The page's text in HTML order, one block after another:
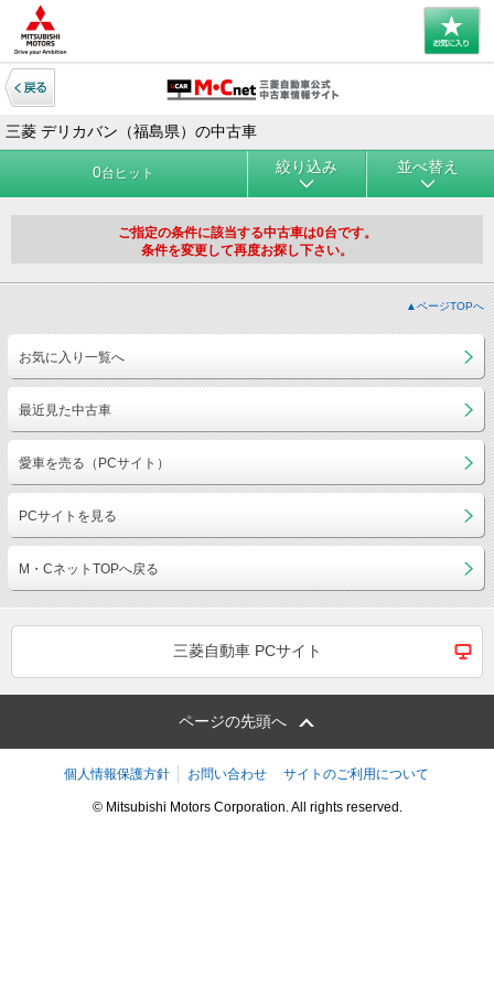
三菱 デリカバン（福島県）の中古車
0台ヒット 絞り込み 並べ替え
ご指定の条件に該当する中古車は0台です。
条件を変更して再度お探し下さい。
▲ページTOPへ
お気に入り一覧へ
最近見た中古車
愛車を売る（PCサイト）
PCサイトを見る
M・CネットTOPへ戻る
三菱自動車 PCサイト
ページの先頭へ
個人情報保護方針 お問い合わせ サイトのご利用について
© Mitsubishi Motors Corporation. All rights reserved.